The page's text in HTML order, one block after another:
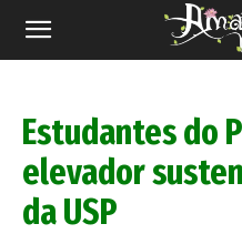
Revista
Estudantes do
elevador
da USP